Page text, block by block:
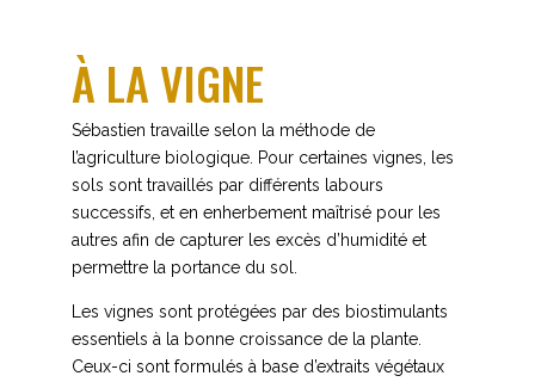
À LA VIGNE
Sébastien travaille selon la méthode de
l’agriculture biologique. Pour certaines vignes, les
sols sont travaillés par différents labours
successifs, et en enherbement maîtrisé pour les
autres afin de capturer les excès d’humidité et
permettre la portance du sol.
Les vignes sont protégées par des biostimulants
essentiels à la bonne croissance de la plante.
Ceux-ci sont formulés à base d’extraits végétaux